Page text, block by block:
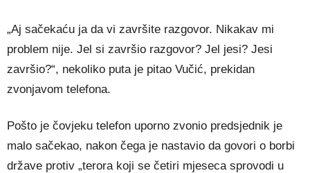
„Aj sačekaću ja da vi završite razgovor. Nikakav mi
problem nije. Jel si završio razgovor? Jel jesi? Jesi
završio?“, nekoliko puta je pitao Vučić, prekidan
zvonjavom telefona.
Pošto je čovjeku telefon uporno zvonio predsjednik je
malo sačekao, nakon čega je nastavio da govori o borbi
države protiv „terora koji se četiri mjeseca sprovodi u